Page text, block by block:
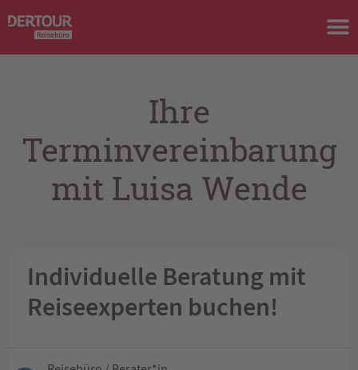
Ihre
Terminvereinbarung
mit Luisa Wende
Individuelle Beratung mit
Reiseexperten buchen!